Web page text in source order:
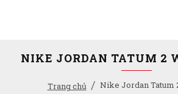
Trang chủ Nike Jordan Tatum
NIKE JORDAN TATUM 2